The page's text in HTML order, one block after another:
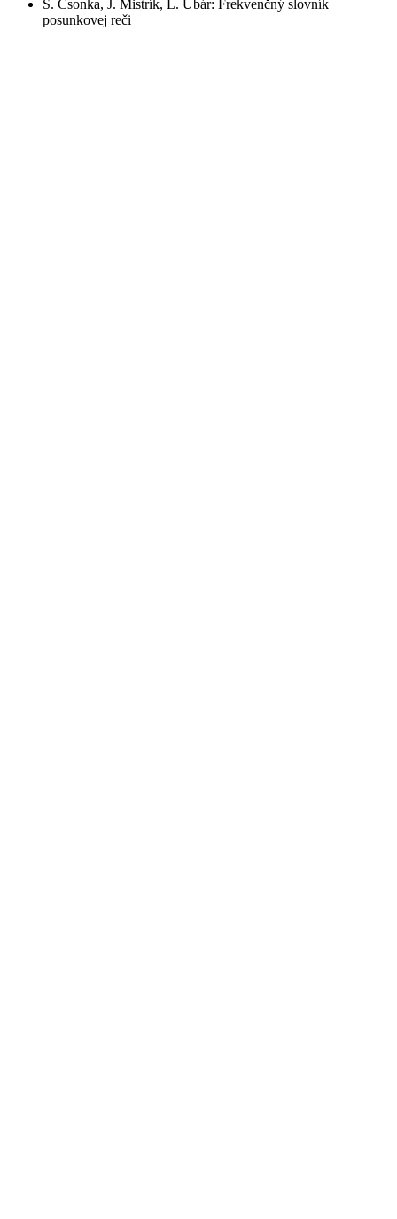
Š. Csonka, J. Mistrík, L. Ubár: Frekvenčný slovník
posunkovej reči